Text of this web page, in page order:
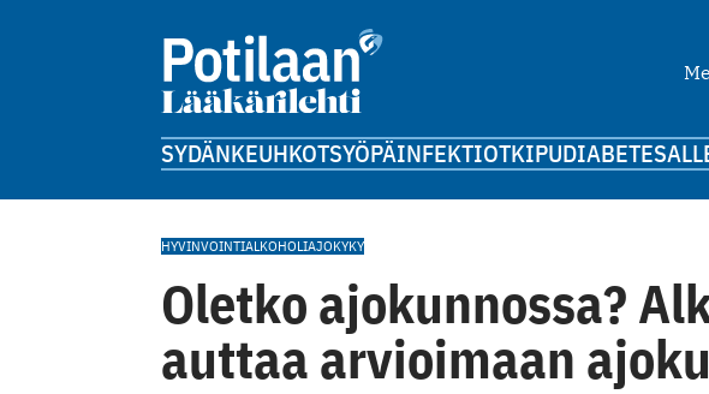
SYDÄNKEUHKOTSYÖPÄINFEKTIOTKIPUDIABETES
HYVINVOINTIALKOHOLIAJOKYKY
Oletko ajokunnossa?
auttaa arvioimaan